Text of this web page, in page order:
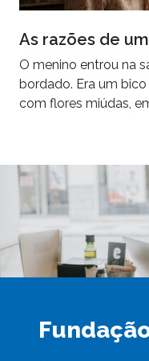
As razões de
O menino entrou na
bordado. Era um
com flores miúdas,